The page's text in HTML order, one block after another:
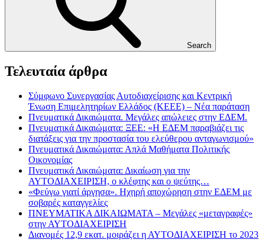
Search
Τελευταία άρθρα
Σύμφωνο Συνεργασίας Αυτοδιαχείρισης και Κεντρική
Ένωση Επιμελητηρίων Ελλάδος (ΚΕΕΕ) – Νέα παράταση
Πνευματικά Δικαιώματα. Μεγάλες απώλειες στην ΕΔΕΜ.
Πνευματικά Δικαιώματα: ΞΕΕ: «Η ΕΔΕΜ παραβιάζει τις
διατάξεις για την προστασία του ελεύθερου ανταγωνισμού»
Πνευματικά Δικαιώματα: Απλά Μαθήματα Πολιτικής
Οικονομίας
Πνευματικά Δικαιώματα: Δικαίωση για την
ΑΥΤΟΔΙΑΧΕΙΡΙΣΗ, ο κλέφτης και ο ψεύτης…
«Φεύγω γιατί άργησα». Ηχηρή αποχώρηση στην ΕΔΕΜ με
σοβαρές καταγγελίες
ΠΝΕΥΜΑΤΙΚΑ ΔΙΚΑΙΩΜΑΤΑ – Μεγάλες «μεταγραφές»
στην ΑΥΤΟΔΙΑΧΕΙΡΙΣΗ
Διανομές 12,9 εκατ. μοιράζει η ΑΥΤΟΔΙΑΧΕΙΡΙΣΗ το 2023